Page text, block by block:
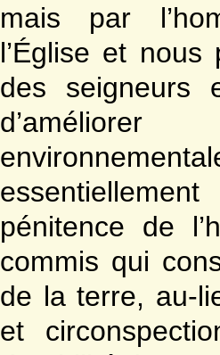
mais par
l’Église et
des seigneurs
pénitence de
commis qui
de la terre, au-
et